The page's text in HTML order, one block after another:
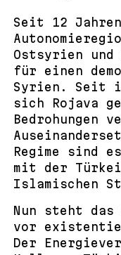
Seit 12
Ostsyrien und
für einen
Syrien. Seit
sich Rojava
Bedrohungen
Regime sind
mit der Türkei
Islamischen
Nun steht das
vor
Der